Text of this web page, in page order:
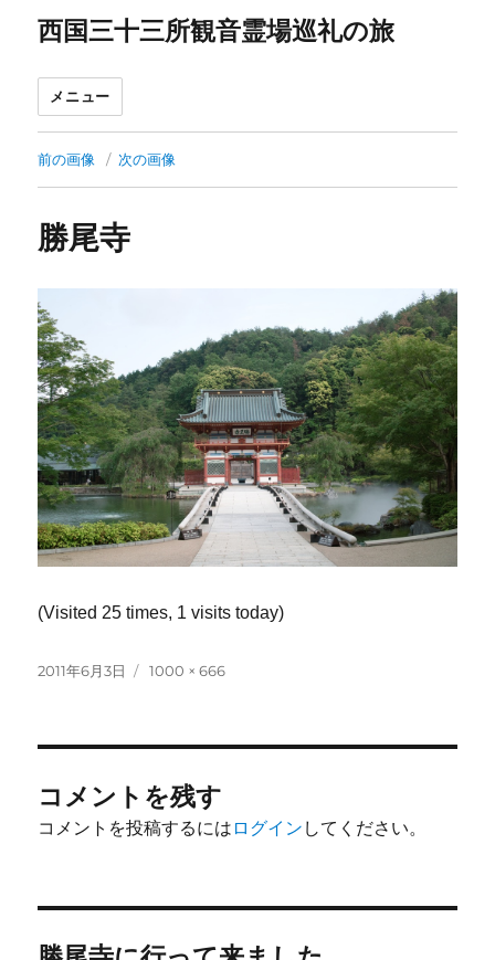
西国三十三所観音霊場巡礼の旅
メニュー
前の画像 次の画像
勝尾寺
(Visited 25 times, 1 visits today)
投
2011年6月3日
フ
1000 × 666
コメントを残す
コメントを投稿するには ログイン してください。